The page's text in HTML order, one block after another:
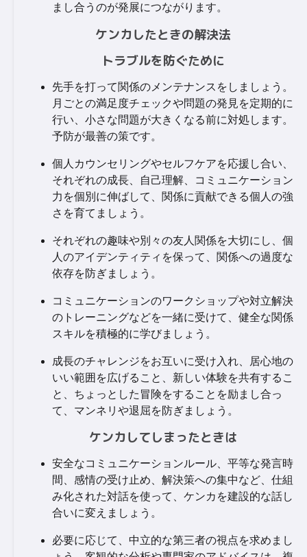
まし合うのが発展につながります。
ケンカしたときの解決法
トラブルを防ぐために
先手を打って関係のメンテナンスをしましょう。
月ごとの満足度チェックや問題の発見を定期的に
行い、小さな問題が大きくなる前に対処します。
予防が最善の策です。
個人カウンセリングやセルフケアを応援し合い、
それぞれの成長、自己理解、コミュニケーション
力を個別に伸ばして、関係に貢献できる個人の強
さを育てましょう。
それぞれの趣味や別々の友人関係を大切にし、個
人のアイデンティティを保って、関係への過度な
依存を防ぎましょう。
コミュニケーションのワークショップや対立解決
のトレーニングなどを一緒に受けて、健全な関係
スキルを積極的に学びましょう。
成長のチャレンジをお互いに受け入れ、居心地の
いい範囲を広げること、新しい体験を共有するこ
と、ちょっとした冒険をすることを励まし合っ
て、マンネリや退屈を防ぎましょう。
ケンカしてしまったときは
安全なコミュニケーションルール、平等な発言時
間、感情の受け止め、解決策への集中など、仕組
み化された対話を使って、ケンカを建設的な話し
合いに変えましょう。
必要に応じて、中立的な第三者の視点を求めまし